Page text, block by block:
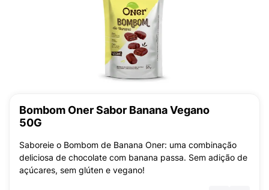
Bombom Oner Sabor Banana Vegano
50G
Saboreie o Bombom de Banana Oner: uma combinação
deliciosa de chocolate com banana passa. Sem adição de
açúcares, sem glúten e vegano!